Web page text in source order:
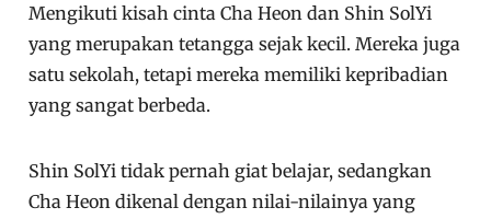
Mengikuti kisah cinta Cha Heon dan Shin SolYi
yang merupakan tetangga sejak kecil. Mereka juga
satu sekolah, tetapi mereka memiliki kepribadian
yang sangat berbeda.
Shin SolYi tidak pernah giat belajar, sedangkan
Cha Heon dikenal dengan nilai-nilainya yang